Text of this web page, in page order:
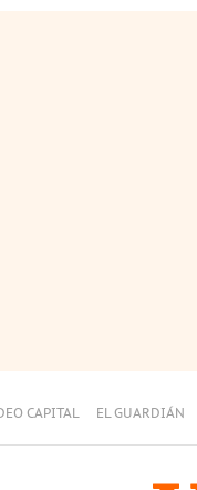
CAPITAL EL GUARDIÁN